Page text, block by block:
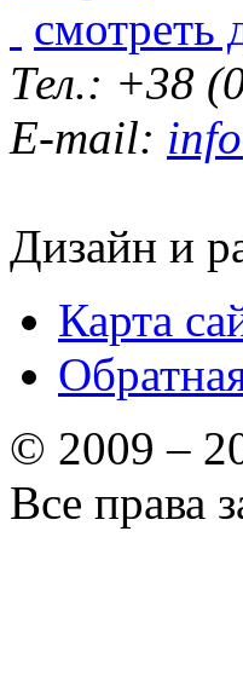
смотреть
Тел.: +38
E-mail:
Дизайн и
Карта
© 2009 –
Все права